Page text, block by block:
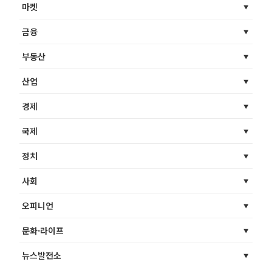
마켓
금융
부동산
산업
경제
국제
정치
사회
오피니언
문화·라이프
뉴스발전소